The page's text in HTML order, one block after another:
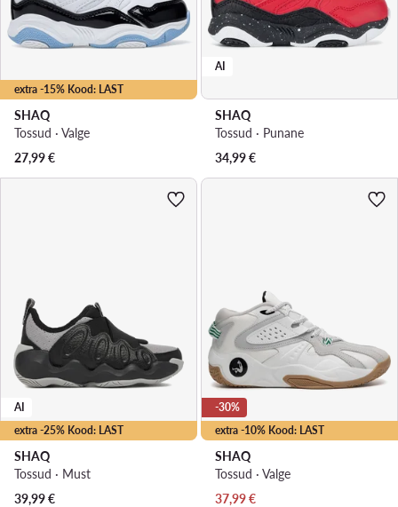
extra -15% Kood: LAST
SHAQ
Tossud · Valge
27,99€
AI
SHAQ
Tossud · Punane
34,99€
extra -25% Kood: LAST
AI
SHAQ
Tossud · Must
39,99€
extra -10% Kood: LAST
-30%
SHAQ
Tossud · Valge
Praegune hind
37,99€